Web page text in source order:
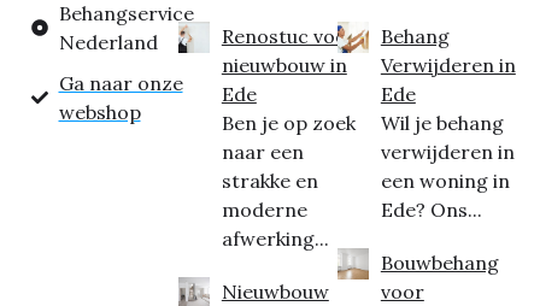
Behangservice
Nederland
Ga naar onze
webshop
Renostuc voor
nieuwbouw in
Ede
Ben je op zoek
naar een
strakke en
moderne
afwerking...
Nieuwbouw
Behang
Verwijderen in
Ede
Wil je behang
verwijderen in
een woning in
Ede? Ons...
Bouwbehang
voor